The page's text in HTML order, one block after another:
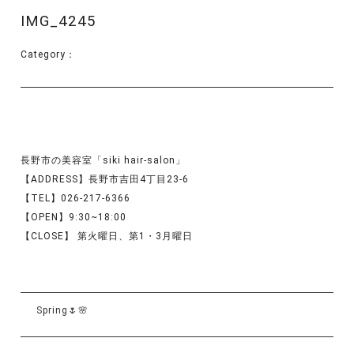
IMG_4245
Category：
長野市の美容室「siki hair-salon」
【ADDRESS】長野市吉田4丁目23-6
【TEL】026-217-6366
【OPEN】9:30~18:00
【CLOSE】 第火曜日、第1・3月曜日
Spring🌷🌸